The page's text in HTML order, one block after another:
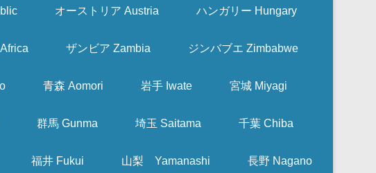
オーストリア Austria ハンガリー Hungary
ザンビア Zambia ジンバブエ Zimbabwe
青森 Aomori 岩手 Iwate 宮城 Miyagi
群馬 Gunma 埼玉 Saitama 千葉 Chiba
福井 Fukui 山梨 Yamanashi 長野 Nagano